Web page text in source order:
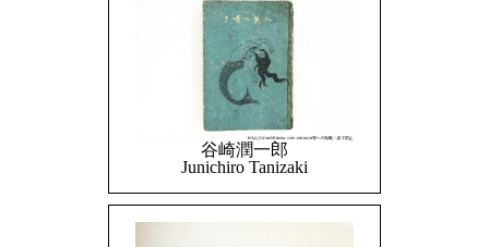
谷崎潤一郎
Junichiro Tanizaki